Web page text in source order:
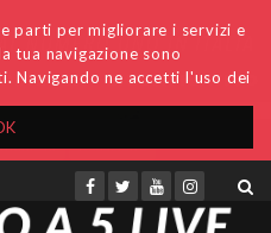
parti per migliorare i servizi e
tua navigazione sono
Navigando ne accetti l'uso dei
Redazione